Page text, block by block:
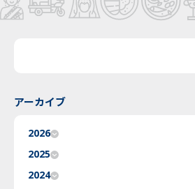
アーカイブ
2026
2025
2024